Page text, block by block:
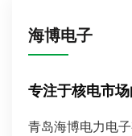
海博电子
专注于核电市
青岛海博电力电